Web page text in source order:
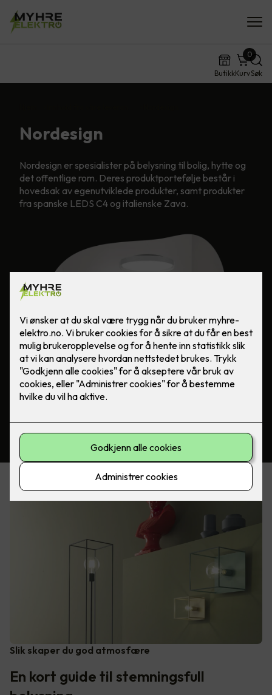
ButikkKurv
0
Søk
Nordesign
Nordesign er spesialister på belysning til bolig, hytte og
det offentlige rom. Deres produktportefølje består i
hovedsak av egenutviklede produkter, samt produkter
fra spanske LEDS C4 og italienske Zava.
Slik skaper du god atmosfære
En kort guide til stemningsfull